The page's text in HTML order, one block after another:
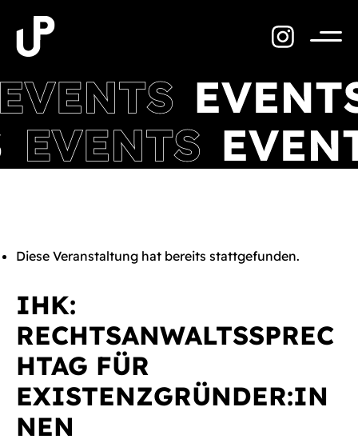
Inhalt
springen
Diese Veranstaltung hat bereits stattgefunden.
IHK:
RECHTSANWALTSSPREC
HTAG FÜR
EXISTENZGRÜNDER:IN
NEN